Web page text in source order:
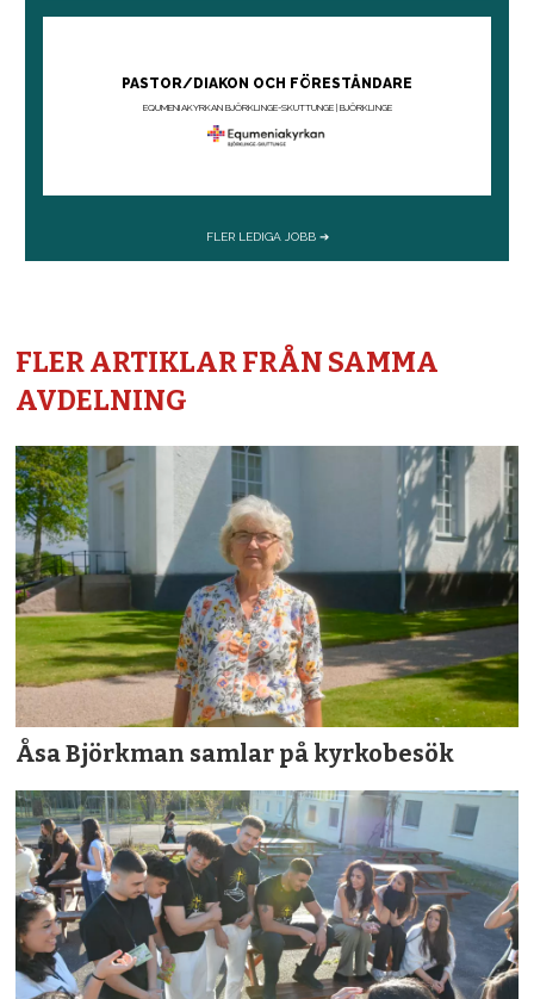
FLER ARTIKLAR FRÅN SAMMA
AVDELNING
Åsa Björkman samlar på kyrkobesök